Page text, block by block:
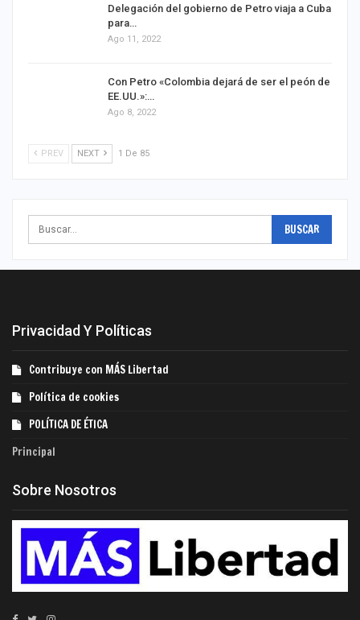
Delegación del gobierno de Petro viaja a Cuba
para…
Ago 11, 2022
Con Petro «Colombia dejará de ser el peón de
EE.UU.»:…
Ago 8, 2022
PREV NEXT 1 De 85
Privacidad Y Políticas
Contribuye con MÁS Libertad
Política de cookies
POLÍTICA DE ÉTICA
Principal
Sobre Nosotros